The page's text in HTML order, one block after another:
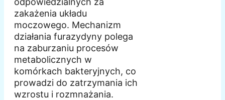
zakażenia układu
moczowego. Mechanizm
działania furazydyny polega
na zaburzaniu procesów
metabolicznych w
komórkach bakteryjnych, co
prowadzi do zatrzymania ich
wzrostu i rozmnażania.